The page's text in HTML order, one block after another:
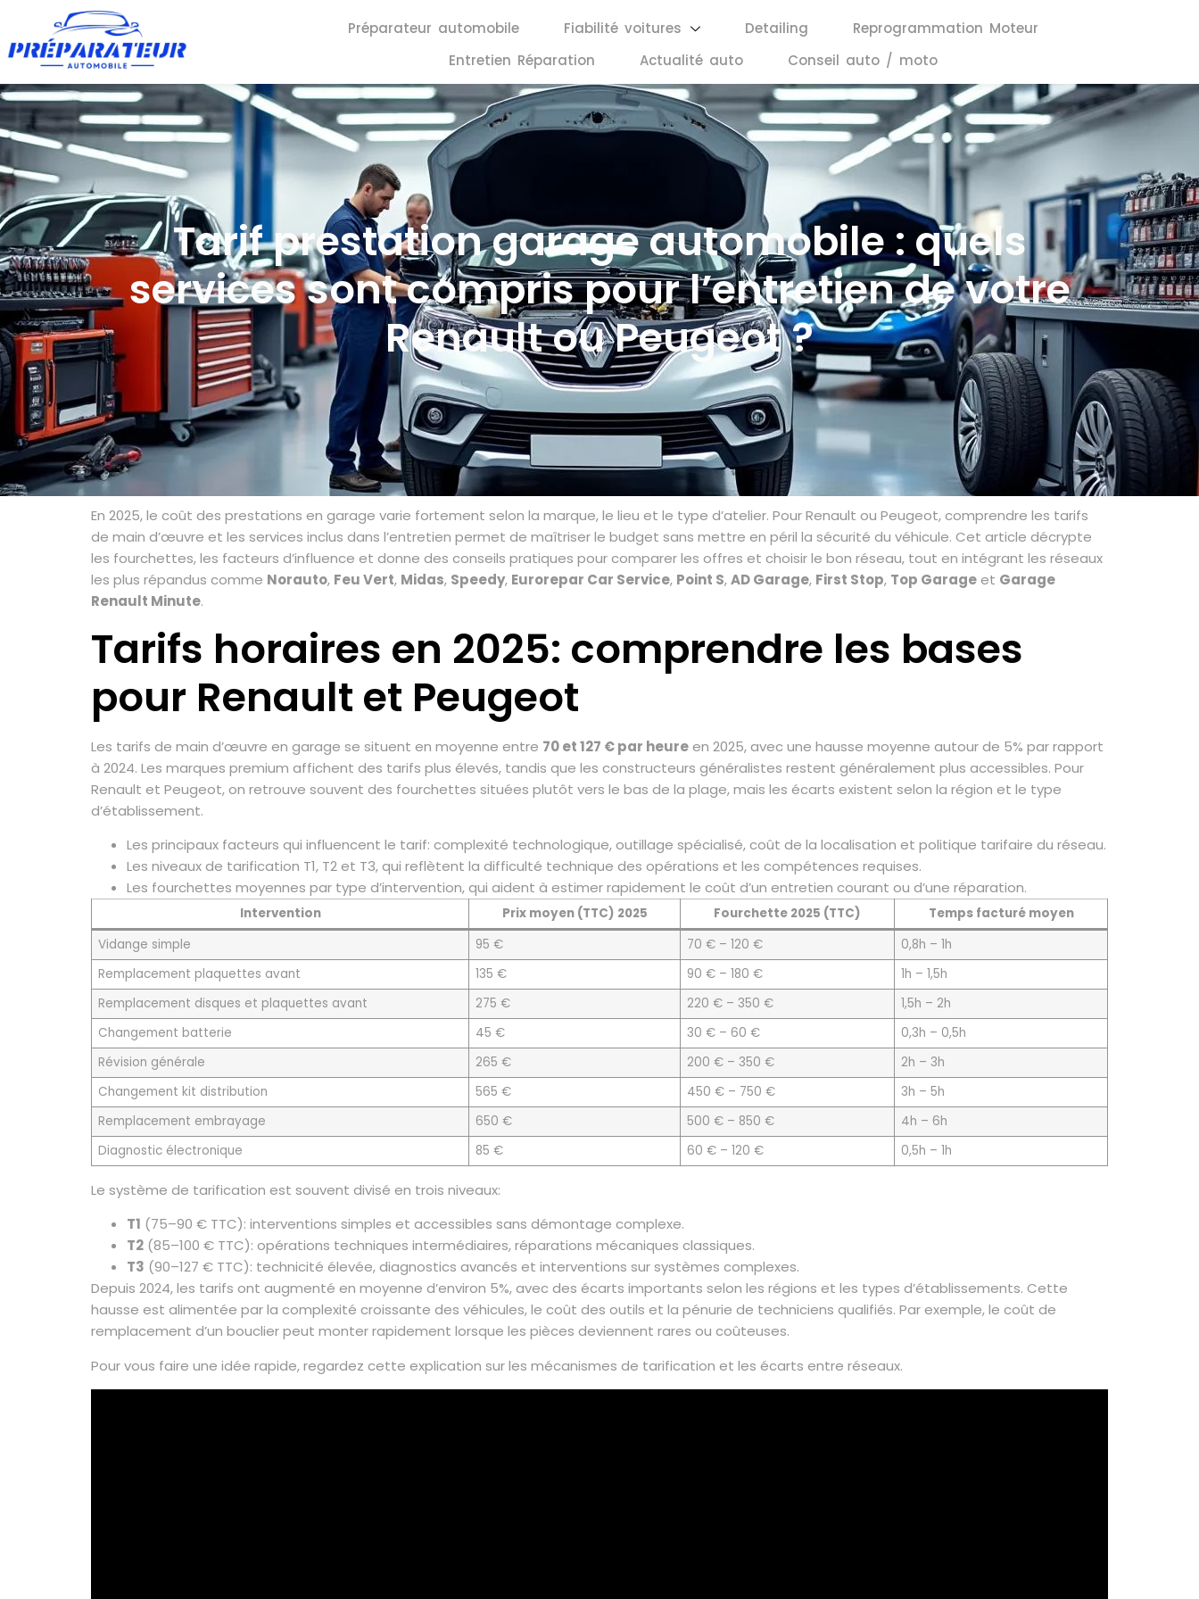
Préparateur automobile Fiabilité voitures Detailing
Reprogrammation Moteur
Entretien Réparation
Actualité auto Conseil auto / moto
Tarif prestation garage automobile : quels
services sont compris pour l’entretien de votre
Renault ou Peugeot ?
En 2025, le coût des prestations en garage varie fortement selon la marque, le lieu et le type d’atelier. Pour Renault ou Peugeot, comprendre les tarifs
de main d’œuvre et les services inclus dans l’entretien permet de maîtriser le budget sans mettre en péril la sécurité du véhicule. Cet article décrypte
les fourchettes, les facteurs d’influence et donne des conseils pratiques pour comparer les offres et choisir le bon réseau, tout en intégrant les réseaux
les plus répandus comme Norauto, Feu Vert, Midas, Speedy, Eurorepar Car Service, Point S,AD Garage, First Stop, Top Garageet Garage
Renault Minute.
Tarifs horaires en 2025: comprendre les bases
pour Renault et Peugeot
Les tarifs de main d’œuvre en garage se situent en moyenne entre 70 et 127 € par heureen 2025, avec une hausse moyenne autour de 5% par rapport
à 2024. Les marques premium affichent des tarifs plus élevés, tandis que les constructeurs généralistes restent généralement plus accessibles. Pour
Renault et Peugeot, on retrouve souvent des fourchettes situées plutôt vers le bas de la plage, mais les écarts existent selon la région et le type
d’établissement.
Les principaux facteurs qui influencent le tarif: complexité technologique, outillage spécialisé, coût de la localisation et politique tarifaire du réseau.
Les niveaux de tarification T1, T2 et T3, qui reflètent la difficulté technique des opérations et les compétences requises.
Les fourchettes moyennes par type d’intervention, qui aident à estimer rapidement le coût d’un entretien courant ou d’une réparation.
Intervention Prix moyen (TTC) 2025 Fourchette 2025 (TTC)
Temps facturé moyen
Vidange simple
95 € 70 € – 120 €
0,8h – 1h
Remplacement plaquettes avant
135 € 90 € – 180 €
1h – 1,5h
Remplacement disques et plaquettes avant
275 € 220 € – 350 €
1,5h – 2h
Changement batterie
45 € 30 € – 60 €
0,3h – 0,5h
Révision générale
265 € 200 € – 350 €
2h – 3h
Changement kit distribution
565 € 450 € – 750 €
3h – 5h
Remplacement embrayage
650 € 500 € – 850 €
4h – 6h
Diagnostic électronique
85 € 60 € – 120 € 0,5h – 1h
Le système de tarification est souvent divisé en trois niveaux:
T1 (75–90 € TTC): interventions simples et accessibles sans démontage complexe.
T2 (85–100 € TTC): opérations techniques intermédiaires, réparations mécaniques classiques.
T3 (90–127 € TTC): technicité élevée, diagnostics avancés et interventions sur systèmes complexes.
Depuis 2024, les tarifs ont augmenté en moyenne d’environ 5%, avec des écarts importants selon les régions et les types d’établissements. Cette
hausse est alimentée par la complexité croissante des véhicules, le coût des outils et la pénurie de techniciens qualifiés. Par exemple, le coût de
remplacement d’un bouclier peut monter rapidement lorsque les pièces deviennent rares ou coûteuses.
Pour vous faire une idée rapide, regardez cette explication sur les mécanismes de tarification et les écarts entre réseaux.